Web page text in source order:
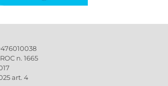
n. 1665
art. 4